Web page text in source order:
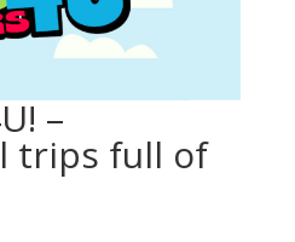
–
trips full of